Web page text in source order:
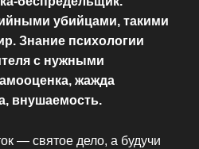
убийцами, такими
Знание психологии
с нужными
жажда
внушаемость.
— святое дело, а будучи